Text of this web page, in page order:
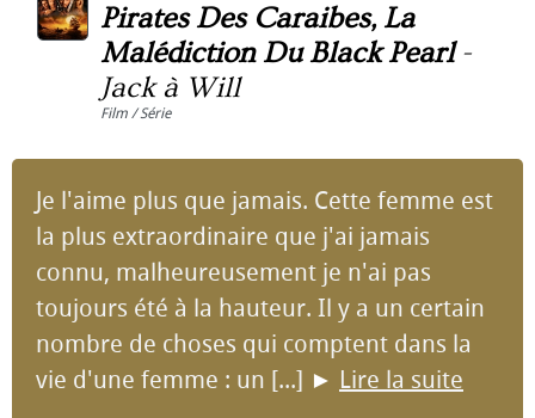
Pirates Des Caraibes, La
Malédiction Du Black Pearl-
Jack à Will
Film / Série
Je l'aime plus que jamais. Cette femme est
la plus extraordinaire que j'ai jamais
connu, malheureusement je n'ai pas
toujours été à la hauteur. Il y a un certain
nombre de choses qui comptent dans la
vie d'une femme : un [...] ► Lire la suite